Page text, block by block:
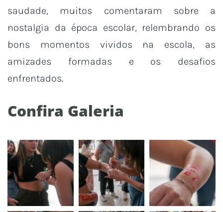
saudade, muitos comentaram sobre a
nostalgia da época escolar, relembrando os
bons momentos vividos na escola, as
amizades formadas e os desafios
enfrentados.
Confira Galeria